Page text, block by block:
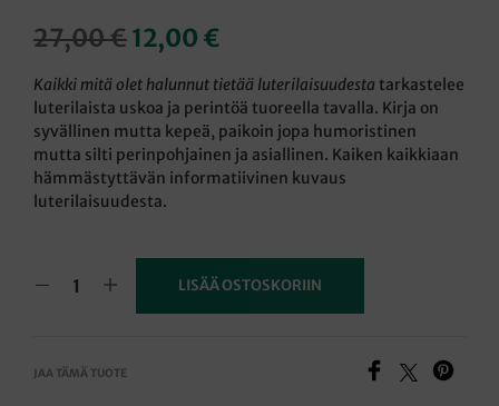
27,00€Alkuperäinen
hinta
oli:
27,00 €.
12,00 €
hinta
on:
12,00 €.
Kaikki mitä olet halunnut tietää luterilaisuudesta tarkastelee
luterilaista uskoa ja perintöä tuoreella tavalla. Kirja on
syvällinen mutta kepeä, paikoin jopa humoristinen
mutta silti perinpohjainen ja asiallinen. Kaiken kaikkiaan
hämmästyttävän informatiivinen kuvaus
luterilaisuudesta.
LISÄÄ OSTOSKORIIN
JAA TÄMÄ TUOTE